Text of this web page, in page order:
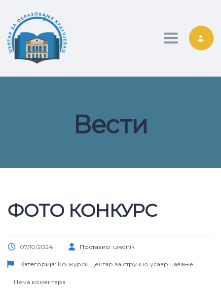
Toggle
Вести
ФОТО КОНКУРС
07/10/2024 Поставио: urednik
Категорија: Конкурси Центар за стручно усавршавање
Нема коментара